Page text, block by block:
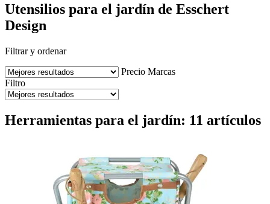
Utensilios para el jardín de Esschert
Design
Filtrar y ordenar
Precio Marcas
Filtro
Herramientas para el jardín: 11 artículos